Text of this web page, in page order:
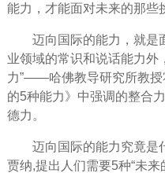
能力，才能面对未来的那些
迈向国际的能力，就是
业领域的常识和说话能力外
力”——哈佛教导研究所教授
的5种能力》中强调的整合
德力。­
迈向国际的能力究竟是
贾纳,提出人们需要5种“未来